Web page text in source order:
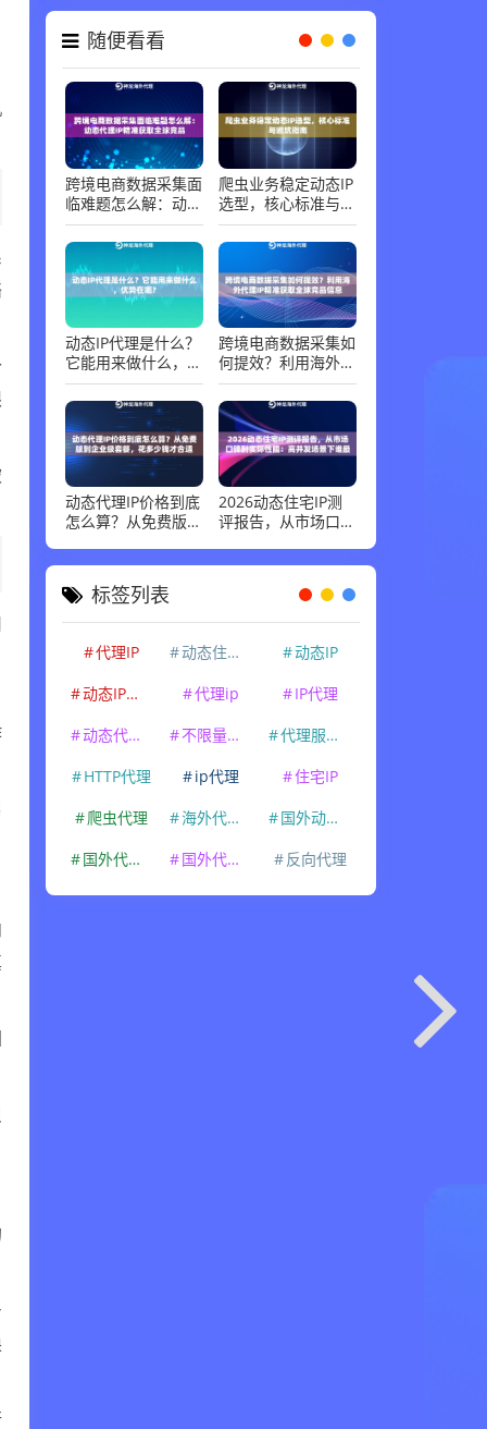
随便看看
跨境电商数据采集面
临难题怎么解：动态
竞品
爬虫业务稳定动态IP
选型，核心标准与避
动态IP代理是什么？
它能用来做什么，优
跨境电商数据采集如
何提效？利用海外代
品信息
动态代理IP价格到底
怎么算？从免费版到
企业级套餐，花多少
钱才合适
2026动态住宅IP测
评报告，从市场口碑
到实际性能：高并发
场景下谁最稳
标签列表
代理IP 动态住宅IP
动态IP
动态IP代理
代理ip
IP代理
动态代理IP
不限量代理IP
代理服务器
HTTP代理
ip代理
住宅IP
爬虫代理
海外代理ip
国外动态IP
国外代理IP
国外代理ip 反向代理